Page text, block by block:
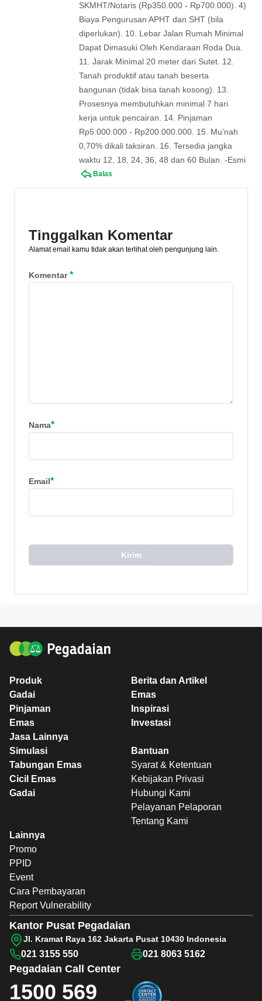
SKMHT/Notaris (Rp350.000 - Rp700.000). 4)
Biaya Pengurusan APHT dan SHT (bila
diperlukan). 10. Lebar Jalan Rumah Minimal
Dapat Dimasuki Oleh Kendaraan Roda Dua.
11. Jarak Minimal 20 meter dari Sutet. 12.
Tanah produktif atau tanah beserta
bangunan (tidak bisa tanah kosong). 13.
Prosesnya membutuhkan minimal 7 hari
kerja untuk pencairan. 14. Pinjaman
Rp5.000.000 - Rp200.000.000. 15. Mu’nah
0,70% dikali taksiran. 16. Tersedia jangka
waktu 12, 18, 24, 36, 48 dan 60 Bulan. -Esmi
Balas
Tinggalkan Komentar
Alamat email kamu tidak akan terlihat oleh pengunjung lain.
Komentar*
Nama*
Email*
Kirim
Produk
Gadai
Pinjaman
Emas
Jasa Lainnya
Berita dan Artikel
Emas
Inspirasi
Investasi
Simulasi
Tabungan Emas
Cicil Emas
Gadai
Bantuan
Syarat & Ketentuan
Kebijakan Privasi
Hubungi Kami
Pelayanan Pelaporan
Tentang Kami
Lainnya
Promo
PPID
Event
Cara Pembayaran
Report Vulnerability
Pegadaian Call Center
1500 569
Kantor Pusat Pegadaian
Jl. Kramat Raya 162 Jakarta Pusat 10430 Indonesia
021 3155 550 021 8063 5162